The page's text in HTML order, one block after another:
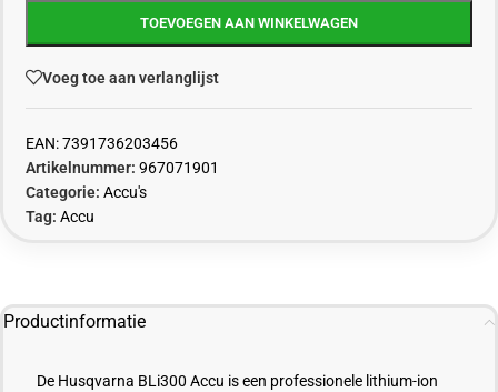
TOEVOEGEN AAN WINKELWAGEN
Voeg toe aan verlanglijst
EAN:7391736203456
Artikelnummer: 967071901
Categorie: Accu's
Tag: Accu
Productinformatie
De Husqvarna BLi300 Accu is een professionele lithium-ion